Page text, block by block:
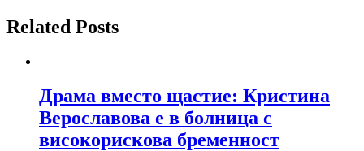
Related Posts
Драма вместо щастие: Кристина
Верославова е в болница с
високорискова бременност